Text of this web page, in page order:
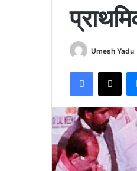
Umesh Yadu
Facebook
X